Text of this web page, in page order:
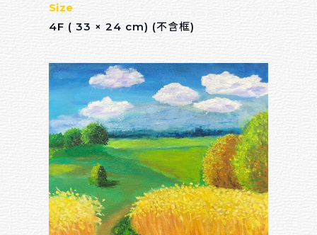
Size
4F ( 33 × 24 cm) (不含框)